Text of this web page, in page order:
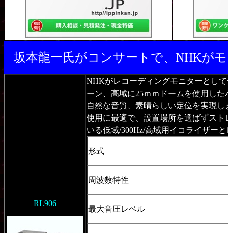
坂本龍一氏がコンサートで、NHKが
RL906
NHKがレコーディングモニターとし
ーン、高域に25ｍｍドームを使用し
自然な音質、素晴らしい定位を実現
使用に最適で、設置場所を選ばずス
いる低域/300Hz/高域用イコライザー
形式
周波数特性
最大音圧レベル